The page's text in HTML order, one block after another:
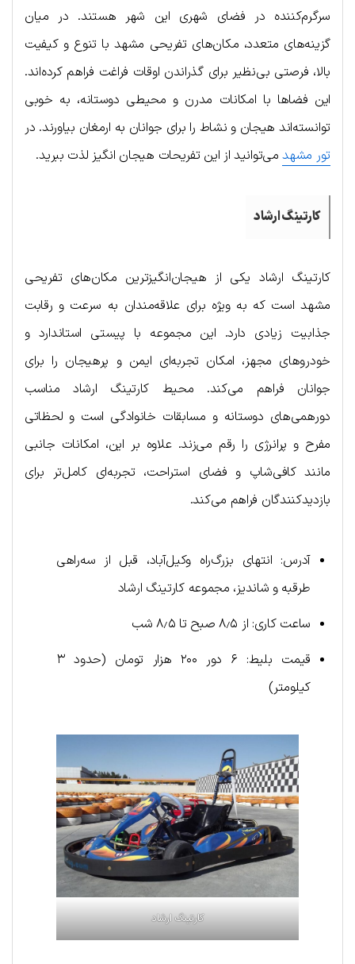
سرگرم‌کننده در فضای شهری این شهر هستند. در میان
گزینه‌های متعدد، مکان‌های تفریحی مشهد با تنوع و کیفیت
بالا، فرصتی بی‌نظیر برای گذراندن اوقات فراغت فراهم کرده‌اند.
این فضاها با امکانات مدرن و محیطی دوستانه، به خوبی
توانسته‌اند هیجان و نشاط را برای جوانان به ارمغان بیاورند. در
تور مشهدمی‌توانید از این تفریحات هیجان انگیز لذت ببرید.
کارتینگ ارشاد
کارتینگ ارشاد یکی از هیجان‌انگیزترین مکان‌های تفریحی
مشهد است که به ویژه برای علاقه‌مندان به سرعت و رقابت
جذابیت زیادی دارد. این مجموعه با پیستی استاندارد و
خودروهای مجهز، امکان تجربه‌ای ایمن و پرهیجان را برای
جوانان فراهم می‌کند. محیط کارتینگ ارشاد مناسب
دورهمی‌های دوستانه و مسابقات خانوادگی است و لحظاتی
مفرح و پرانرژی را رقم می‌زند. علاوه بر این، امکانات جانبی
مانند کافی‌شاپ و فضای استراحت، تجربه‌ای کامل‌تر برای
بازدیدکنندگان فراهم می‌کند.
آدرس: انتهای بزرگ‌راه وکیل‌آباد، قبل از سه‌راهی
طرقبه و شاندیز، مجموعه کارتینگ ارشاد
ساعت کاری: از ۸٫۵ صبح تا ۸٫۵ شب
قیمت بلیط: ۶ دور ۲۰۰ هزار تومان (حدود ۳
کیلومتر)
کارتینگ ارشاد